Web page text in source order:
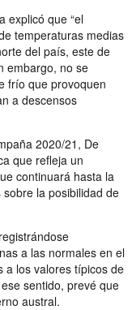
explicó que “el
temperaturas medias
del país, este de
embargo, no se
frío que provoquen
a descensos
2020/21, De
que refleja un
continuará hasta la
la posibilidad de
a las normales en el
a los valores típicos de
sentido, prevé que
austral.